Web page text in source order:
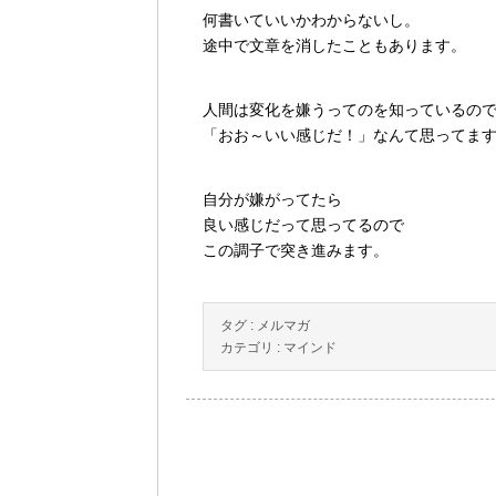
何書いていいかわからないし。
途中で文章を消したこともあります。
人間は変化を嫌うってのを知っているので
「おお～いい感じだ！」なんて思ってま
自分が嫌がってたら
良い感じだって思ってるので
この調子で突き進みます。
タグ : メルマガ
カテゴリ : マインド